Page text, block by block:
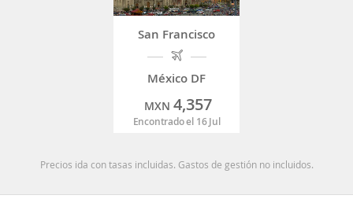
San Francisco
México DF
MXN 4,357
Encontrado el 16 Jul
Precios ida con tasas incluidas. Gastos de gestión no incluidos.